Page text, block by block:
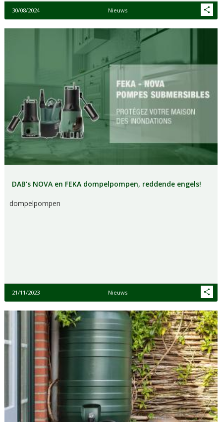
30/08/2024 Nieuws
DAB's NOVA en FEKA dompelpompen, reddende engels!
dompelpompen
21/11/2023 Nieuws